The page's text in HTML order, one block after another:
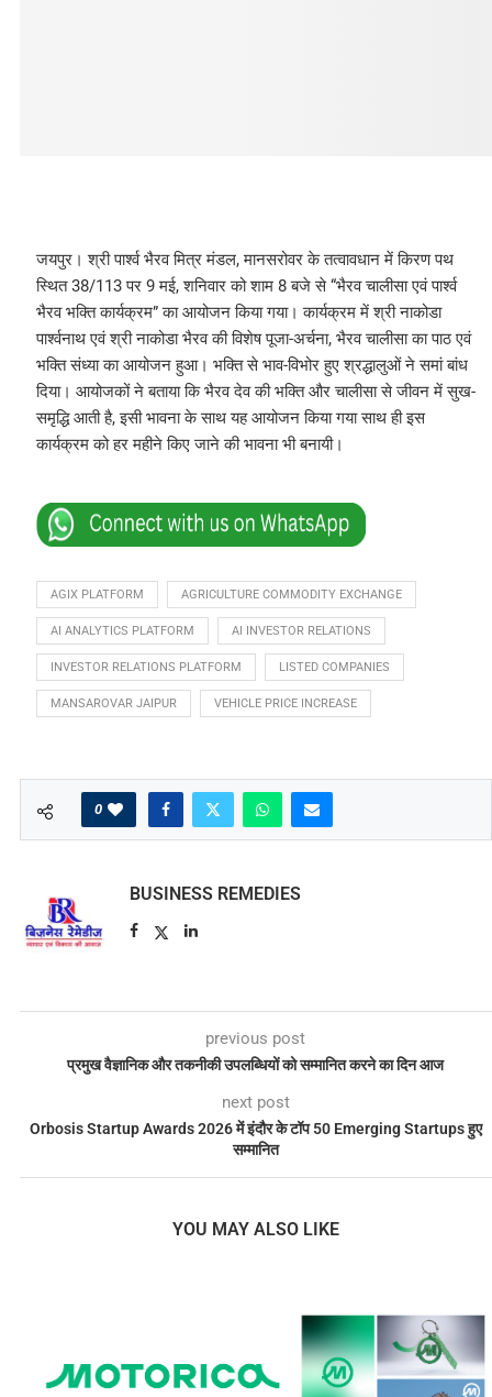
जयपुर। श्री पार्श्व भैरव मित्र मंडल, मानसरोवर के तत्वावधान में किरण पथ
स्थित 38/113 पर 9 मई, शनिवार को शाम 8 बजे से “भैरव चालीसा एवं पार्श्व
भैरव भक्ति कार्यक्रम” का आयोजन किया गया। कार्यक्रम में श्री नाकोडा
पार्श्वनाथ एवं श्री नाकोडा भैरव की विशेष पूजा-अर्चना, भैरव चालीसा का पाठ एवं
भक्ति संध्या का आयोजन हुआ। भक्ति से भाव-विभोर हुए श्रद्धालुओं ने समां बांध
दिया। आयोजकों ने बताया कि भैरव देव की भक्ति और चालीसा से जीवन में सुख-
समृद्धि आती है, इसी भावना के साथ यह आयोजन किया गया साथ ही इस
कार्यक्रम को हर महीने किए जाने की भावना भी बनायी।
AGIX PLATFORM AGRICULTURE COMMODITY EXCHANGE
AI ANALYTICS PLATFORM AI INVESTOR RELATIONS
INVESTOR RELATIONS PLATFORM LISTED COMPANIES
MANSAROVAR JAIPUR VEHICLE PRICE INCREASE
0
BUSINESS REMEDIES
previous post
प्रमुख वैज्ञानिक और तकनीकी उपलब्धियों को सम्मानित करने का दिन आज
next post
Orbosis Startup Awards 2026 में इंदौर के टॉप 50 Emerging Startups हुए
सम्मानित
YOU MAY ALSO LIKE